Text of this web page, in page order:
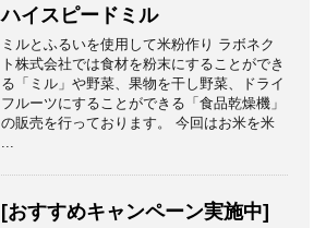
ハイスピードミル
ミルとふるいを使用して米粉作り ラボネク
ト株式会社では食材を粉末にすることができ
る「ミル」や野菜、果物を干し野菜、ドライ
フルーツにすることができる「食品乾燥機」
の販売を行っております。 今回はお米を米
...
[おすすめキャンペーン実施中]